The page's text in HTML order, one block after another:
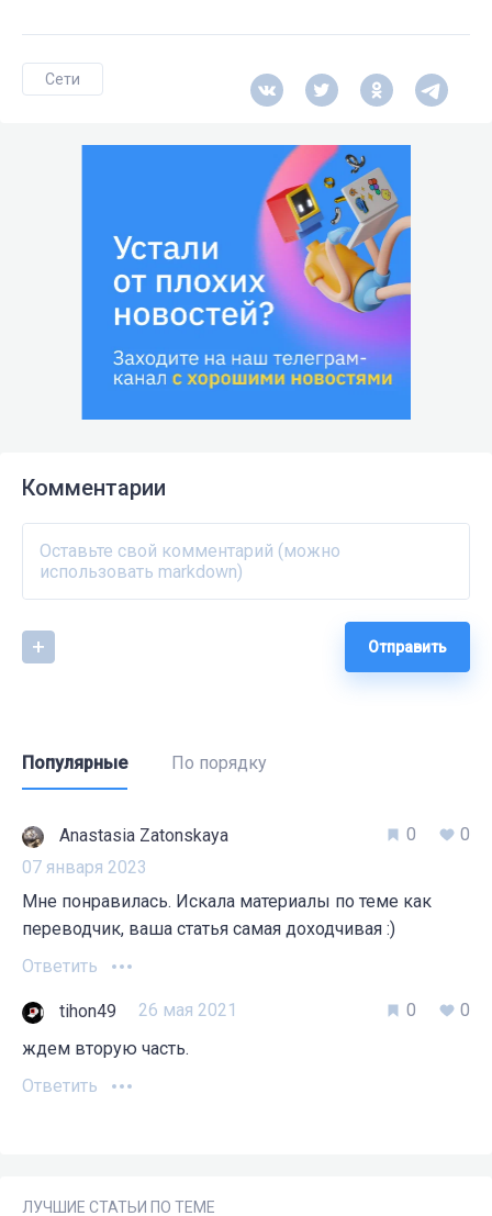
Сети
Комментарии
Отправить
Популярные По порядку
Anastasia Zatonskaya
07 января 2023
0 0
Мне понравилась. Искала материалы по теме как
переводчик, ваша статья самая доходчивая :)
Ответить
tihon49 26 мая 2021 0
0
ждем вторую часть.
Ответить
ЛУЧШИЕ СТАТЬИ ПО ТЕМЕ